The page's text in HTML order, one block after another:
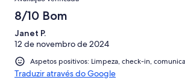
8/10 Bom
Janet P.
12 de novembro de 2024
Aspetos positivos: Limpeza, check-in,
Traduzir através do Google